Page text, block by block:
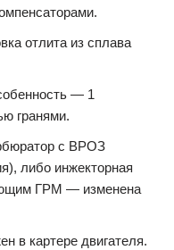
отлита из сплава
— 1
гранями.
с ВРОЗ
либо инжекторная
ГРМ — изменена
в картере двигателя.